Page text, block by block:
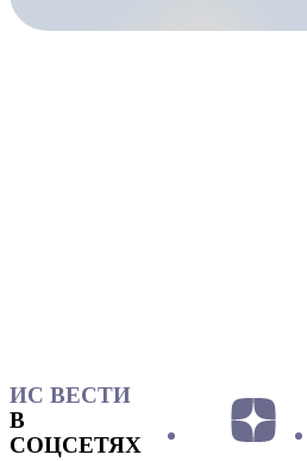
ИС ВЕСТИ
В
СОЦСЕТЯХ